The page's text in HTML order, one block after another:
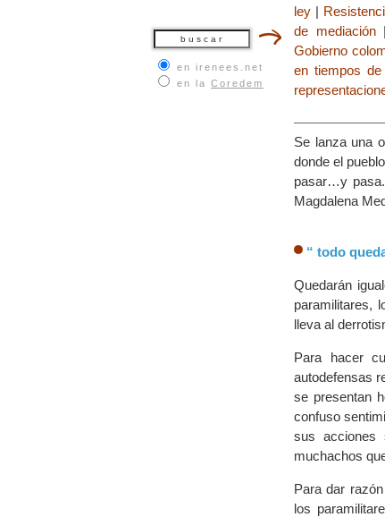
en irenees.net
en la Coredem
ley |
de mediación
Gobierno
en tiempos de
Se lanza una
donde el
pasar…y
Magdalena
“ todo
Quedarán
paramilitares,
lleva al
Para hacer
autodefensas
se presentan
confuso
sus acciones
muchachos
Para dar
los